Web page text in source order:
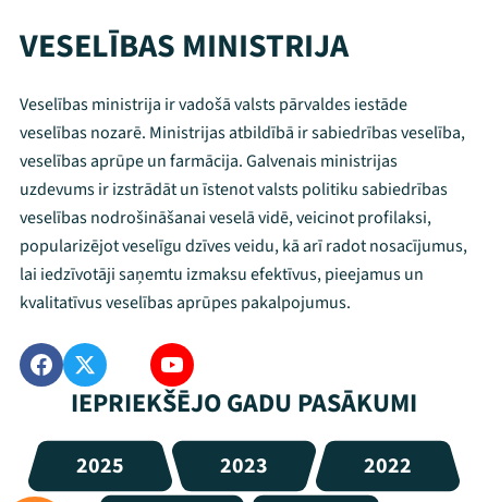
VESELĪBAS MINISTRIJA
Veselības ministrija ir vadošā valsts pārvaldes iestāde
veselības nozarē. Ministrijas atbildībā ir sabiedrības veselība,
veselības aprūpe un farmācija. Galvenais ministrijas
uzdevums ir izstrādāt un īstenot valsts politiku sabiedrības
veselības nodrošināšanai veselā vidē, veicinot profilaksi,
popularizējot veselīgu dzīves veidu, kā arī radot nosacījumus,
lai iedzīvotāji saņemtu izmaksu efektīvus, pieejamus un
kvalitatīvus veselības aprūpes pakalpojumus.
IEPRIEKŠĒJO GADU PASĀKUMI
2025 2023
2022